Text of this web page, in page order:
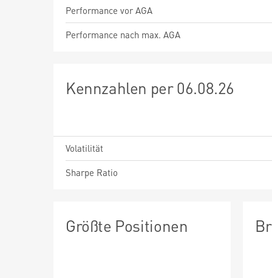
Performance vor AGA
Performance nach max. AGA
Kennzahlen per 06.08.26
Volatilität
Sharpe Ratio
Größte Positionen